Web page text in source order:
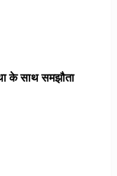
के साथ समझौता